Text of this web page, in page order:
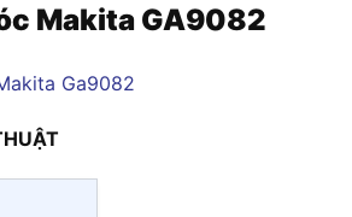
Makita GA9082